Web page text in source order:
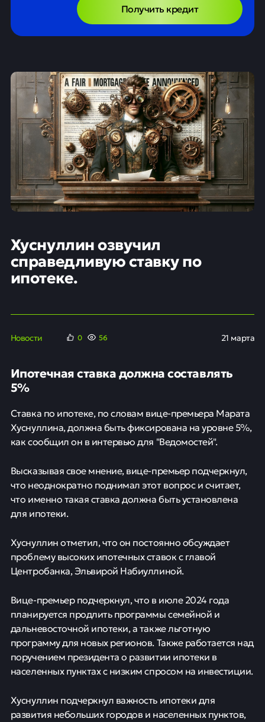
Получить кредит
Хуснуллин озвучил
справедливую ставку по
ипотеке.
Новости 0 56 21 марта
Ипотечная ставка должна составлять
5%
Ставка по ипотеке, по словам вице-премьера Марата
Хуснуллина, должна быть фиксирована на уровне 5%,
как сообщил он в интервью для "Ведомостей".
Высказывая свое мнение, вице-премьер подчеркнул,
что неоднократно поднимал этот вопрос и считает,
что именно такая ставка должна быть установлена
для ипотеки.
Хуснуллин отметил, что он постоянно обсуждает
проблему высоких ипотечных ставок с главой
Центробанка, Эльвирой Набиуллиной.
Вице-премьер подчеркнул, что в июле 2024 года
планируется продлить программы семейной и
дальневосточной ипотеки, а также льготную
программу для новых регионов. Также работается над
поручением президента о развитии ипотеки в
населенных пунктах с низким спросом на инвестиции.
Хуснуллин подчеркнул важность ипотеки для
развития небольших городов и населенных пунктов,